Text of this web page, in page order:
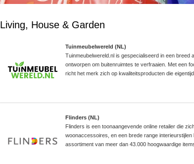
Living, House & Garden
Tuinmeubelwereld (NL)
Tuinmeubelwereld.nl is gespecialiseerd in een breed
ontworpen om buitenruimtes te verfraaien. Met een
richt het merk zich op kwaliteitsproducten die
Flinders (NL)
Flinders is een toonaangevende online retailer die
woonaccessoires, en een brede range
assortiment van meer dan 43.000 hoogwaardige